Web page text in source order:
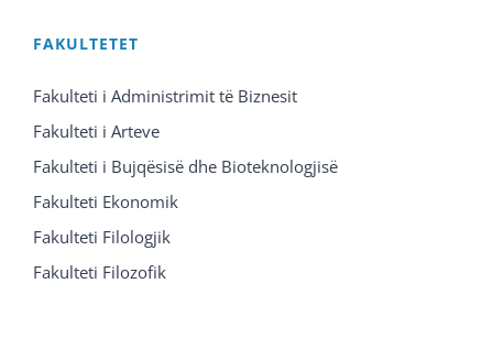
FAKULTETET
Fakulteti i Administrimit të Biznesit
Fakulteti i Arteve
Fakulteti i Bujqësisë dhe Bioteknologjisë
Fakulteti Ekonomik
Fakulteti Filologjik
Fakulteti Filozofik